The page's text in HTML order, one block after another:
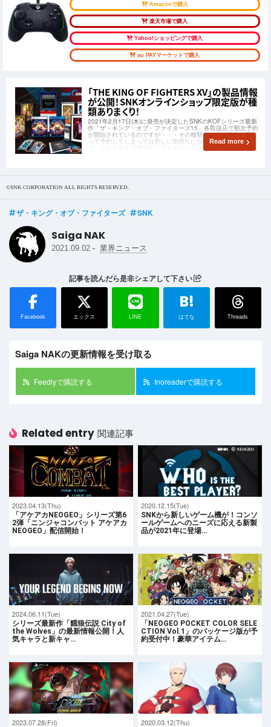
Amazonで購入
楽天市場で購入
Yahoo!ショッピングで購入
au PAYマーケットで購入
「THE KING OF FIGHTERS XV」の製品情報
が公開！SNKオンラインショップ限定版が種
類ありまくり！
2021年2月17日(木)に発売が決定したSNKのKOFシリーズ最新
作「ザ・キング・オブ・ファイターズ15」各取扱店で順次予約
が開始されているのですが・・・その種類がかなり多い！間違
って予約してしまっては悲しい気持ちになってしまいますの
で、どれを買えば何が付いてくるのかなどなど、ラインナップ
Read more
©SNK CORPORATION ALL RIGHTS RESERVED.
ザ・キング・オブ・ファイターズ SNK
Saiga NAK
2021.09.02 - 業界ニュース
記事を読んだら是非シェアして下さい
Facebook エックス LINE
B!
はてな Threads
Saiga NAKの更新情報を受け取る
Feedlyで購読する Inoreaderで購読する
Related entry 関連記事
2023.04.13(Thu)
「アケアカNEOGEO」シリーズ第6
2弾「ニンジャコンバット アケアカ
NEOGEO」配信開始！
2020.12.15(Tue)
SNKから新しいゲーム機が！コンソ
ールゲームへのニーズに応える新製
品が2021年に登場…
2024.06.11(Tue)
シリーズ最新作「餓狼伝説 City of
the Wolves」の最新情報公開！人
気キャラと新キャ…
2021.04.27(Tue)
「NEOGEO POCKET COLOR SELE
CTION Vol.1」のパッケージ版が予
約受付中！豪華アイテム…
2023.07.28(Fri) 2020.03.12(Thu)